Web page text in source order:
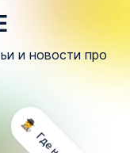
и новости про